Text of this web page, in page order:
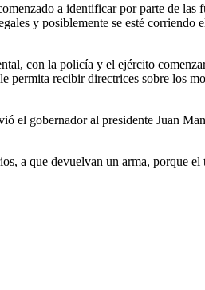
a identificar por parte de
y posiblemente se esté
con la policía y el ejército
permita recibir directrices sobre los
el gobernador al presidente Juan
a que devuelvan un arma, porque